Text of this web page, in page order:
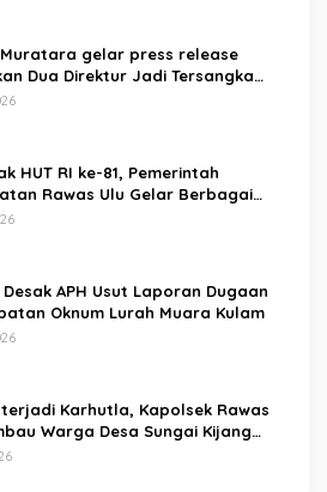
gelar press release
Dua Direktur Jadi Tersangka
Maut antara Bus ALS dan
HUT RI ke-81, Pemerintah
Rawas Ulu Gelar Berbagai
Laporan Dugaan
Oknum Lurah Muara Kulam
Karhutla, Kapolsek Rawas
Warga Desa Sungai Kijang
Kapolda Sumsel